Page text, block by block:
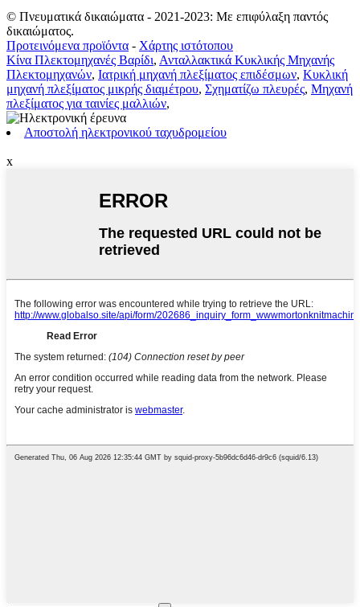
© Πνευματικά δικαιώματα - 2021-2023: Με επιφύλαξη παντός
δικαιώματος.
Προτεινόμενα προϊόντα - Χάρτης ιστότοπου
Κίνα Πλεκτομηχανές Βαρίδι, Ανταλλακτικά Κυκλικής Μηχανής
Πλεκτομηχανών, Ιατρική μηχανή πλεξίματος επιδέσμων, Κυκλική
μηχανή πλεξίματος μικρής διαμέτρου, Σχηματίζω πλευρές, Μηχανή
πλεξίματος για ταινίες μαλλιών,
Αποστολή ηλεκτρονικού ταχυδρομείου
x